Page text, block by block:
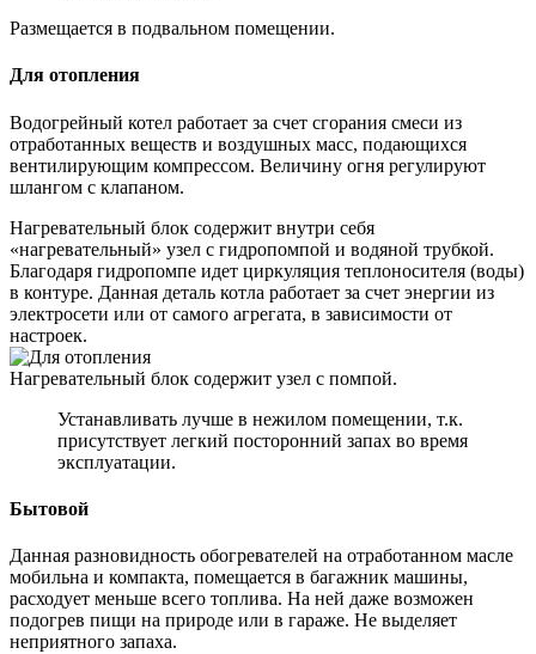
Размещается в подвальном помещении.
Для отопления
Водогрейный котел работает за счет сгорания смеси из
отработанных веществ и воздушных масс, подающихся
вентилирующим компрессом. Величину огня регулируют
шлангом с клапаном.
Нагревательный блок содержит внутри себя
«нагревательный» узел с гидропомпой и водяной трубкой.
Благодаря гидропомпе идет циркуляция теплоносителя (воды)
в контуре. Данная деталь котла работает за счет энергии из
электросети или от самого агрегата, в зависимости от
настроек.
Нагревательный блок содержит узел с помпой.
Устанавливать лучше в нежилом помещении, т.к.
присутствует легкий посторонний запах во время
эксплуатации.
Бытовой
Данная разновидность обогревателей на отработанном масле
мобильна и компакта, помещается в багажник машины,
расходует меньше всего топлива. На ней даже возможен
подогрев пищи на природе или в гараже. Не выделяет
неприятного запаха.